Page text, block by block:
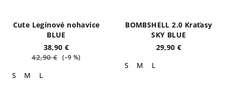
Cute Legínové nohavice
BLUE
38,90 €
42,90 € (–9 %)
S M L
BOMBSHELL 2.0 Kraťasy
SKY BLUE
29,90 €
S
M L